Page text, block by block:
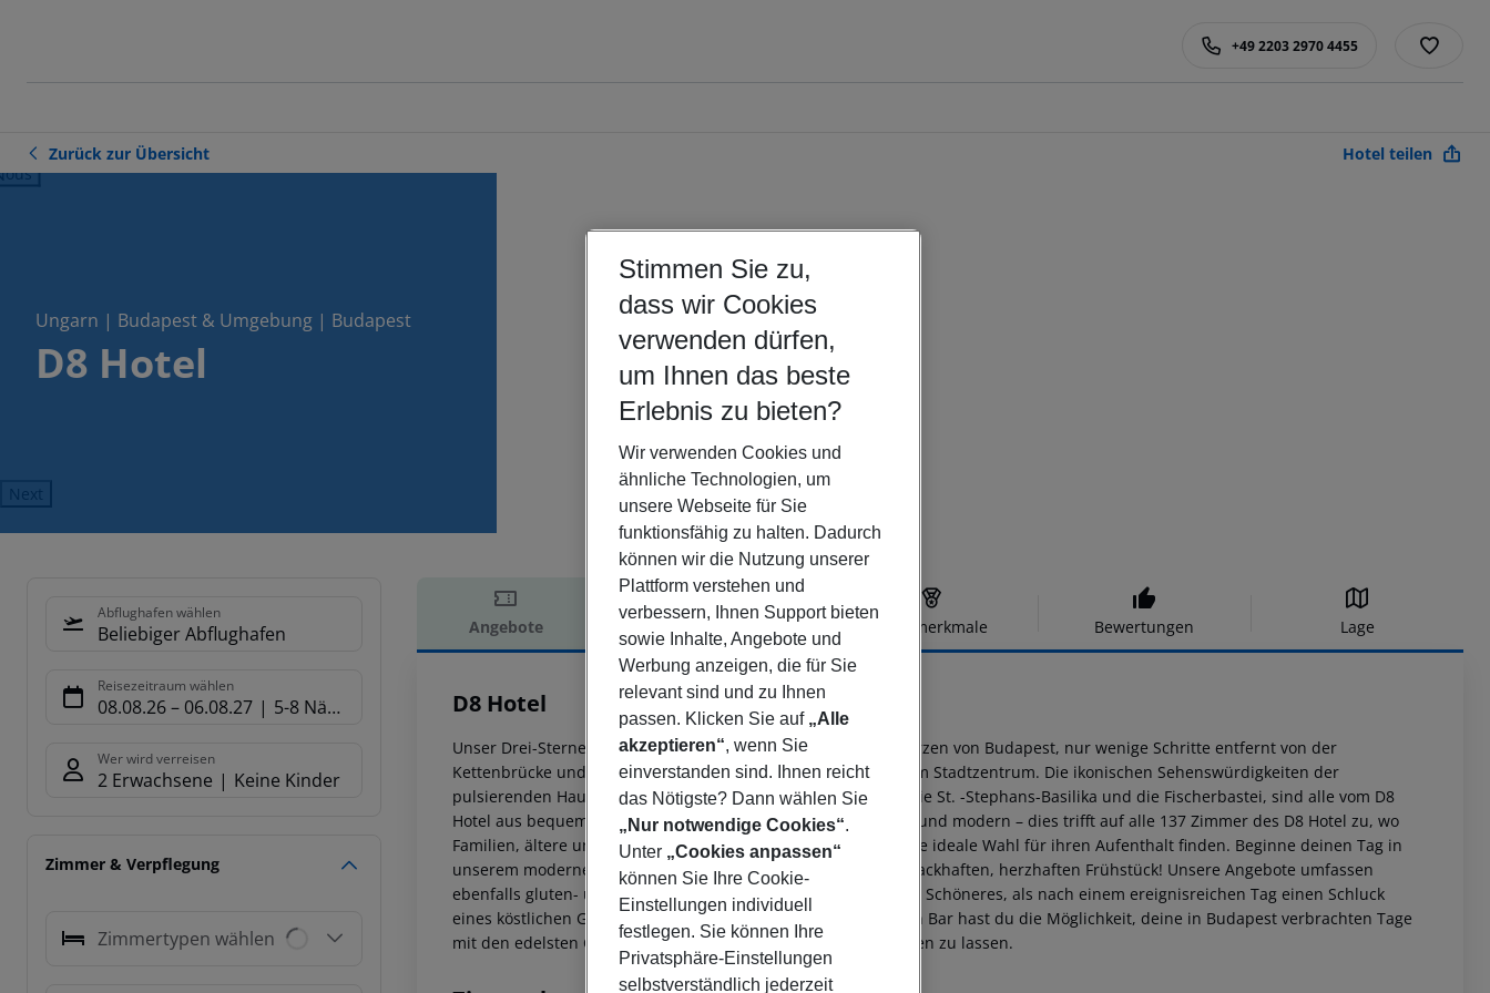
+49 2203 2970 4455
Zurück zur Übersicht Hotel teilen
Ungarn | Budapest & Umgebung | Budapest
D8 Hotel
Next
Abflughafen wählen
Beliebiger Abflughafen
Reisezeitraum wählen
08.08.26– 06.08.27 5-8 Nächte
Wer wird verreisen
2 Erwachsene Keine Kinder
Zimmer & Verpflegung
Zimmertypen wählen
Angebote Hotelbeschreibung Hotelmerkmale Bewertungen Lage
Hotelbeschreibung
D8 Hotel
Unser Drei-Sterne-Superior-Lifestyle-Hotel befindet sich im Herzen von Budapest, nur wenige Schritte entfernt von der
Kettenbrücke und der Váci utca, der längsten Einkaufsstraße im Stadtzentrum. Die ikonischen Sehenswürdigkeiten der
pulsierenden Hauptstadt, wie zum Beispiel die Budaer Burg, die St. -Stephans-Basilika und die Fischerbastei, sind alle vom D8
Hotel aus bequem zu Fuß erreichbar. Komfortabel, freundlich und modern – dies trifft auf alle 137 Zimmer des D8 Hotel zu, wo
Familien, ältere und jüngere Gäste sowie Geschäftsreisende die ideale Wahl für ihren Aufenthalt finden. Beginne deinen Tag in
unserem modernen und stilvollen Restaurant mit einem schmackhaften, herzhaften Frühstück! Unsere Angebote umfassen
ebenfalls gluten- und laktosefreie Köstlichkeiten. Es gibt nichts Schöneres, als nach einem ereignisreichen Tag einen Schluck
eines köstlichen Getränks zu genießen! In unserer gemütlichen Bar hast du die Möglichkeit, deine in Budapest verbrachten Tage
mit den edelsten Cocktails und Säften noch perfekter ausklingen zu lassen.
Stimmen Sie zu,
dass wir Cookies
verwenden dürfen,
um Ihnen das beste
Erlebnis zu bieten?
Wir verwenden Cookies und
ähnliche Technologien, um
unsere Webseite für Sie
funktionsfähig zu halten. Dadurch
können wir die Nutzung unserer
Plattform verstehen und
verbessern, Ihnen Support bieten
sowie Inhalte, Angebote und
Werbung anzeigen, die für Sie
relevant sind und zu Ihnen
passen. Klicken Sie auf „Alle
akzeptieren“, wenn Sie
einverstanden sind. Ihnen reicht
das Nötigste? Dann wählen Sie
„Nur notwendige Cookies“.
Unter „Cookies anpassen“
können Sie Ihre Cookie-
Einstellungen individuell
festlegen. Sie können Ihre
Privatsphäre-Einstellungen
selbstverständlich jederzeit